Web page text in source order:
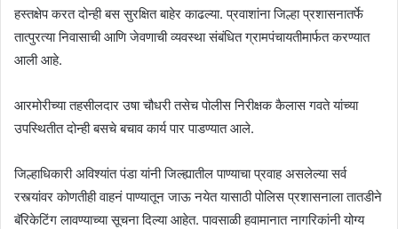
हस्तक्षेप करत दोन्ही बस सुरक्षित बाहेर काढल्या. प्रवाशांना जिल्हा प्रशासनातर्फे
तात्पुरत्या निवासाची आणि जेवणाची व्यवस्था संबंधित ग्रामपंचायतीमार्फत करण्यात
आली आहे.
आरमोरीच्या तहसीलदार उषा चौधरी तसेच पोलीस निरीक्षक कैलास गवते यांच्या
उपस्थितीत दोन्ही बसचे बचाव कार्य पार पाडण्यात आले.
जिल्हाधिकारी अविश्यांत पंडा यांनी जिल्ह्यातील पाण्याचा प्रवाह असलेल्या सर्व
रस्त्यांवर कोणतीही वाहनं पाण्यातून जाऊ नयेत यासाठी पोलिस प्रशासनाला तातडीने
बॅरिकेटिंग लावण्याच्या सूचना दिल्या आहेत. पावसाळी हवामानात नागरिकांनी योग्य